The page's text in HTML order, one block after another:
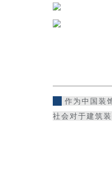
作为中国装
社会对于建筑